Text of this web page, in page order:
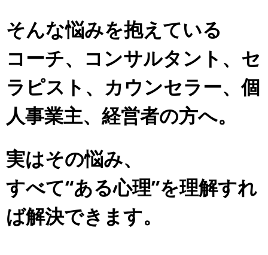
そんな悩みを抱えている
コーチ、コンサルタント、セ
ラピスト、カウンセラー、個
人事業主、経営者の方へ。
実はその悩み、
すべて“ある心理”を理解すれ
ば解決できます。